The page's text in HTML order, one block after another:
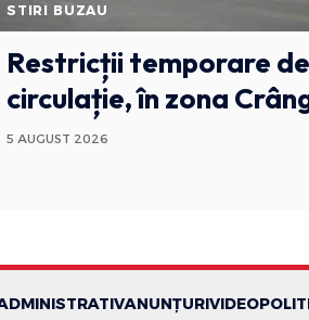
STIRI BUZAU
Restricții temporare de
circulație, în zona
5 AUGUST 2026
ANUNȚURIVIDEO